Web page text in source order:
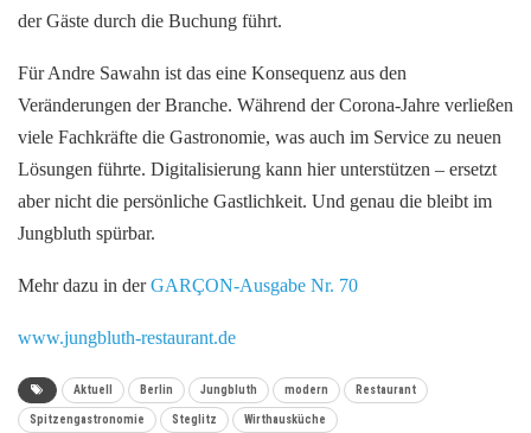
der Gäste durch die Buchung führt.
Für Andre Sawahn ist das eine Konsequenz aus den
Veränderungen der Branche. Während der Corona-Jahre verließen
viele Fachkräfte die Gastronomie, was auch im Service zu neuen
Lösungen führte. Digitalisierung kann hier unterstützen – ersetzt
aber nicht die persönliche Gastlichkeit. Und genau die bleibt im
Jungbluth spürbar.
Mehr dazu in derGARÇON-Ausgabe Nr. 70
www.jungbluth-restaurant.de
Aktuell Berlin Jungbluth modern Restaurant
Spitzengastronomie Steglitz Wirthausküche